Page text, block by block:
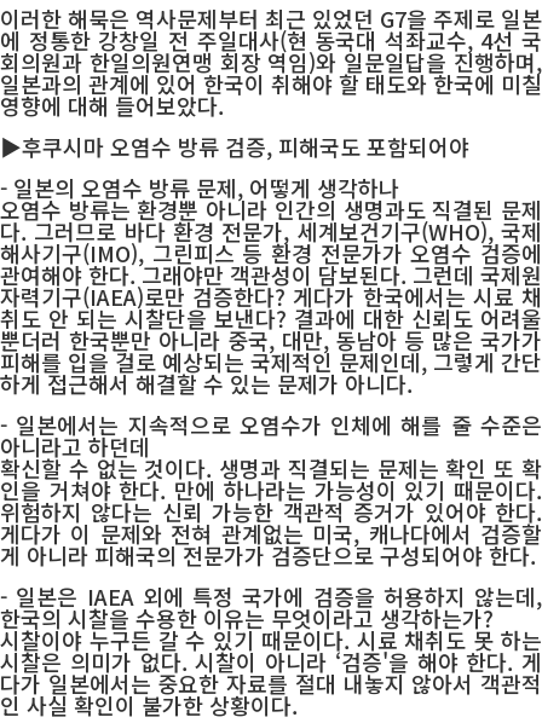
이러한 해묵은 역사문제부터 최근 있었던 G7을 주제로 일본
에 정통한 강창일 전 주일대사(현 동국대 석좌교수, 4선 국
회의원과 한일의원연맹 회장 역임)와 일문일답을 진행하며,
일본과의 관계에 있어 한국이 취해야 할 태도와 한국에 미칠
영향에 대해 들어보았다.
▶후쿠시마 오염수 방류 검증, 피해국도 포함되어야
- 일본의 오염수 방류 문제, 어떻게 생각하나
오염수 방류는 환경뿐 아니라 인간의 생명과도 직결된 문제
다. 그러므로 바다 환경 전문가, 세계보건기구(WHO), 국제
해사기구(IMO), 그린피스 등 환경 전문가가 오염수 검증에
관여해야 한다. 그래야만 객관성이 담보된다. 그런데 국제원
자력기구(IAEA)로만 검증한다? 게다가 한국에서는 시료 채
취도 안 되는 시찰단을 보낸다? 결과에 대한 신뢰도 어려울
뿐더러 한국뿐만 아니라 중국, 대만, 동남아 등 많은 국가가
피해를 입을 걸로 예상되는 국제적인 문제인데, 그렇게 간단
하게 접근해서 해결할 수 있는 문제가 아니다.
- 일본에서는 지속적으로 오염수가 인체에 해를 줄 수준은
아니라고 하던데
확신할 수 없는 것이다. 생명과 직결되는 문제는 확인 또 확
인을 거쳐야 한다. 만에 하나라는 가능성이 있기 때문이다.
위험하지 않다는 신뢰 가능한 객관적 증거가 있어야 한다.
게다가 이 문제와 전혀 관계없는 미국, 캐나다에서 검증할
게 아니라 피해국의 전문가가 검증단으로 구성되어야 한다.
- 일본은 IAEA 외에 특정 국가에 검증을 허용하지 않는데,
한국의 시찰을 수용한 이유는 무엇이라고 생각하는가?
시찰이야 누구든 갈 수 있기 때문이다. 시료 채취도 못 하는
시찰은 의미가 없다. 시찰이 아니라 ‘검증'을 해야 한다. 게
다가 일본에서는 중요한 자료를 절대 내놓지 않아서 객관적
인 사실 확인이 불가한 상황이다.